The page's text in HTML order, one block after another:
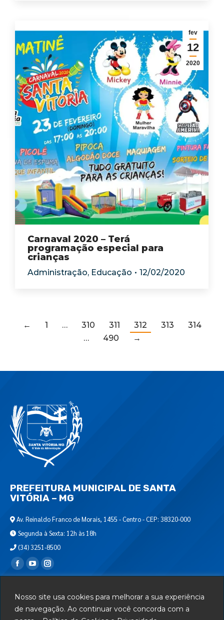
Nosso site usa cookies para melhorar a sua experiência
de navegação. Ao continuar você concorda com a
fev
12
2020
Carnaval 2020 – Terá
programação especial para
crianças
Administração, Educação 12/02/2020
← 1 … 310 311 312 313
314
…
490 →
PREFEITURA MUNICIPAL DE SANTA
VITÓRIA – MG
Av. Reinaldo Franco de Morais, 1455 - Centro - CEP: 38320-000
Segunda à Sexta: 12h às 18h
(34) 3251-8500
Encontre-nos em:
Departamento de T.I.